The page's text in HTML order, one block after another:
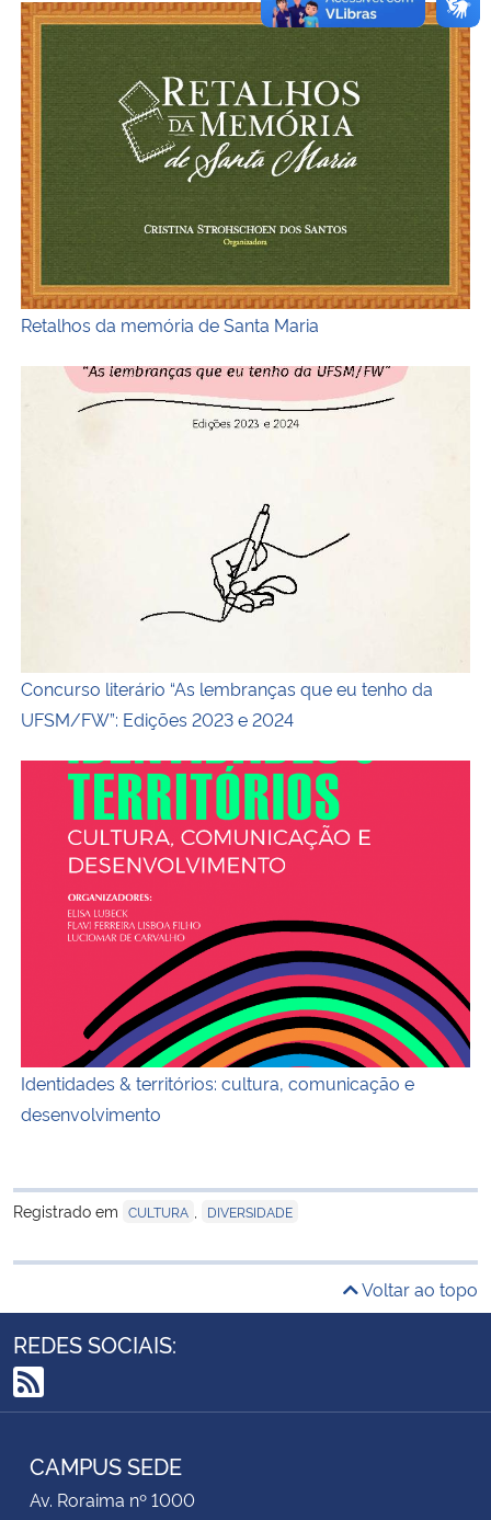
Capa do livro
Retalhos da memória de Santa Maria
Capa do ebook Concurso literário “As lembranças que
Concurso literário “As lembranças que eu tenho da
UFSM/FW”: Edições 2023 e 2024
Capa do livro Identidades e territórios
Identidades & territórios: cultura, comunicação e
desenvolvimento
Registrado em CULTURA DIVERSIDADE
Voltar ao topo
REDES SOCIAIS:
RSS
CAMPUS SEDE
Av. Roraima nº 1000